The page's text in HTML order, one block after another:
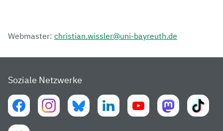
Webmaster: christian.wissler@uni-bayreuth.de
Soziale Netzwerke